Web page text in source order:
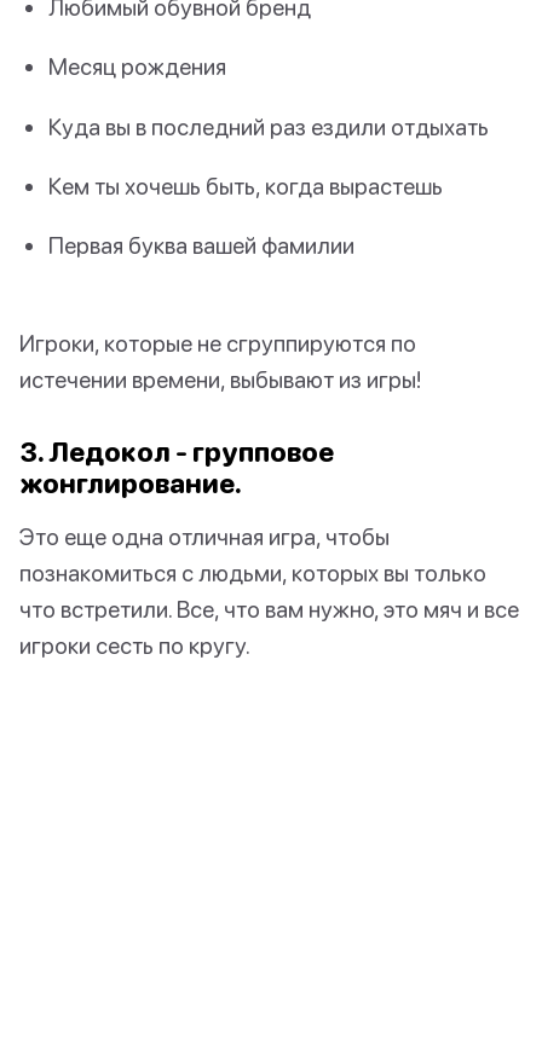
Любимый обувной бренд
Месяц рождения
Куда вы в последний раз ездили отдыхать
Кем ты хочешь быть, когда вырастешь
Первая буква вашей фамилии
Игроки, которые не сгруппируются по
истечении времени, выбывают из игры!
3. Ледокол - групповое
жонглирование.
Это еще одна отличная игра, чтобы
познакомиться с людьми, которых вы только
что встретили. Все, что вам нужно, это мяч и все
игроки сесть по кругу.